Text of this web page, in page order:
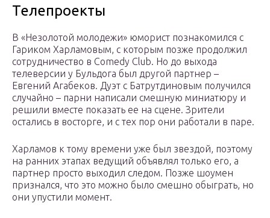
Телепроекты
В «Незолотой молодежи» юморист познакомился с
Гариком Харламовым, с которым позже продолжил
сотрудничество в Comedy Club. Но до выхода
телеверсии у Бульдога был другой партнер –
Евгений Агабеков. Дуэт с Батрутдиновым получился
случайно – парни написали смешную миниатюру и
решили вместе показать ее на сцене. Зрители
остались в восторге, и с тех пор они работали в паре.
Харламов к тому времени уже был звездой, поэтому
на ранних этапах ведущий объявлял только его, а
партнер просто выходил следом. Позже шоумен
признался, что это можно было смешно обыграть, но
они упустили момент.